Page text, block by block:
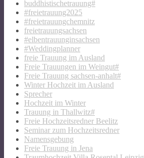
buddhistischetrauung#
#freietrauung2025
#freietrauungchemnitz
freietrauungsachsen
#elbentrauunginsachsen
#Weddingplanner
freie Trauung im Ausland
Freie Trauungen im Weingut#
Freie Trauung sachsen-anhalt#
Winter Hochzeit im Ausland
Sprecher
Hochzeit im Winter
Trauung in Thallwitz#
Freie Hochzeitsredner Beelitz
Seminar zum Hochzeitsredner
Namensgebung
Freie Trauung in Jena